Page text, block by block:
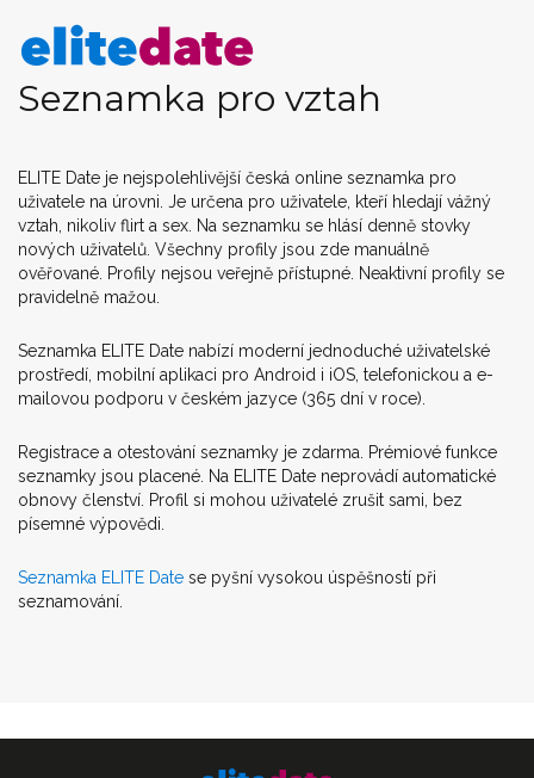
Seznamka pro vztah
ELITE Date je nejspolehlivější česká online seznamka pro
uživatele na úrovni. Je určena pro uživatele, kteří hledají vážný
vztah, nikoliv flirt a sex. Na seznamku se hlásí denně stovky
nových uživatelů. Všechny profily jsou zde manuálně
ověřované. Profily nejsou veřejně přístupné. Neaktivní profily se
pravidelně mažou.
Seznamka ELITE Date nabízí moderní jednoduché uživatelské
prostředí, mobilní aplikaci pro Android i iOS, telefonickou a e-
mailovou podporu v českém jazyce (365 dní v roce).
Registrace a otestování seznamky je zdarma. Prémiové funkce
seznamky jsou placené. Na ELITE Date neprovádí automatické
obnovy členství. Profil si mohou uživatelé zrušit sami, bez
písemné výpovědi.
Seznamka ELITE Date se pyšní vysokou úspěšností při
seznamování.